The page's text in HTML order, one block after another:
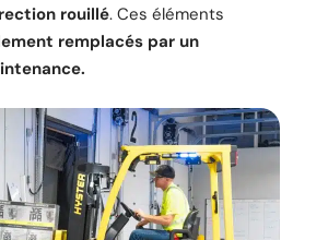
rouillé. Ces éléments
remplacés par un